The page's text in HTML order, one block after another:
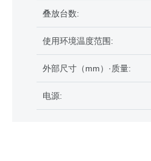
叠放台数:
使用环境温度范围:
外部尺寸（mm）·质量:
电源: